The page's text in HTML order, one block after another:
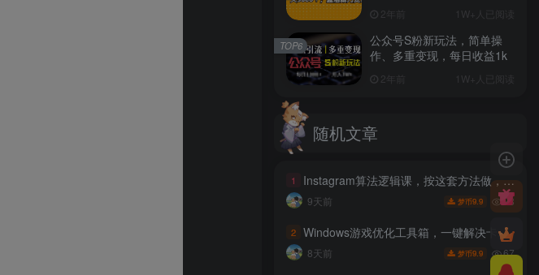
2年前 1W+人已阅读
公众号S粉新玩法，简单操
作、多重变现，每日收益1k
2年前 1W+人已阅读
TOP6
随机文章
1 Instagram算法逻辑课，按这套方法做，你的Instagram也能变成稳定收入来源，賺米更轻松【原创双语字幕】
9天前 梦币9.9 28
2 Windows游戏优化工具箱，一键解决卡顿掉帧，还支持系统深度优化，开源免费，太香了新境盒NexBox
8天前 梦币9.9 67